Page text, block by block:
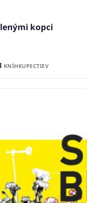
kopci
KNÍHKUPECTIEV